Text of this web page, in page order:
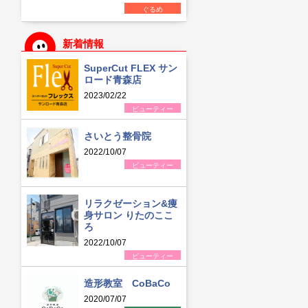
ぐるめ
新着情報
SuperCut FLEX サン
ロード青森店
2023/02/22
ビューティー
さいとう整骨院
2022/10/07
ビューティー
リラクゼーション&痩
身サロン りたのここ
ろ
2022/10/07
ビューティー
造形教室 CoBaCo
2020/07/07